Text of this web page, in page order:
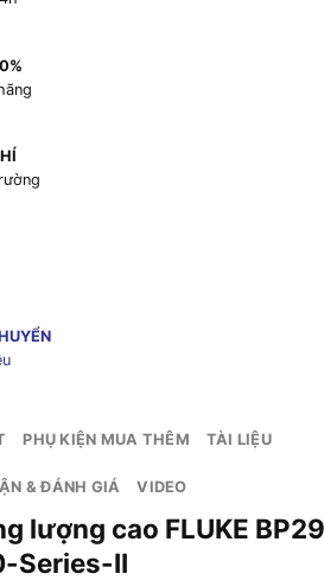
PHỤ KIỆN MUA THÊM TÀI LIỆU
& ĐÁNH GIÁ VIDEO
lượng cao FLUKE
Series-II